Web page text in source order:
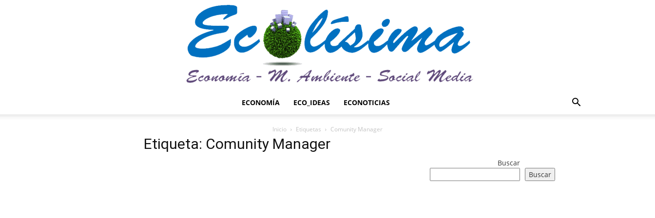
ECONOMÍA ECO_IDEAS ECONOTICIAS
Inicio Etiquetas Comunity Manager
Etiqueta: Comunity Manager
Buscar
Buscar